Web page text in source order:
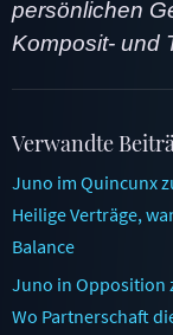
persönlichen
Komposit- und
Verwandte
Juno im Quincunx
Heilige Verträge,
Balance
Juno in Opposition
Wo Partnerschaft